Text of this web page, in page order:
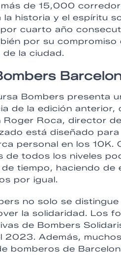
de 15,000
historia y el espíritu
cuarto año
por su
la ciudad.
Bombers presenta
de la edición
Roger Roca, director
está diseñado
personal en los
de todos los niveles
tiempo, haciendo
por igual.
no solo se
la solidaridad. Los
de Bombers
2023. Además,
bomberos de